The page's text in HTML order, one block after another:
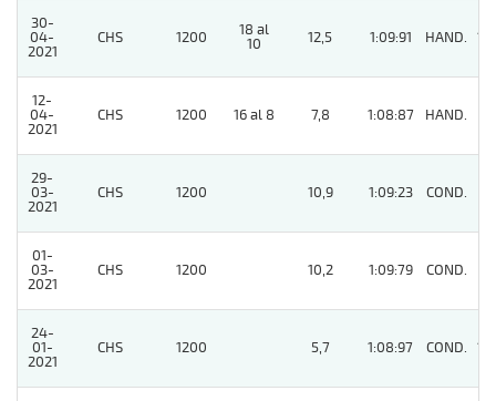
30-
04-
2021
CHS 1200
18 al
10
12,5 1:09:91 HAND. 10
12-
04-
2021
CHS 1200 16 al 8 7,8 1:08:87 HAND.
29-
03-
2021
CHS 1200 10,9 1:09:23 COND.
01-
03-
2021
CHS 1200 10,2 1:09:79 COND.
24-
01-
2021
CHS 1200 5,7 1:08:97 COND. 10